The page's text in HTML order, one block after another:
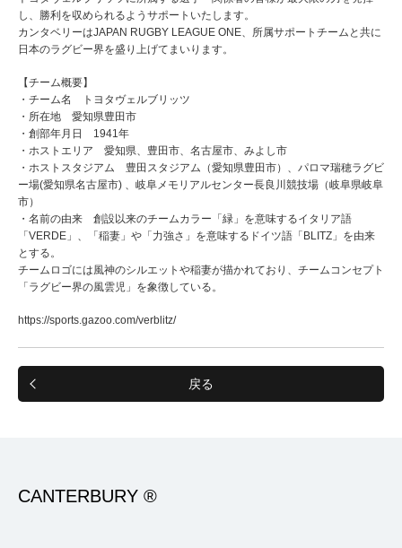
し、勝利を収められるようサポートいたします。
カンタベリーはJAPAN RUGBY LEAGUE ONE、所属サポートチームと共に
日本のラグビー界を盛り上げてまいります。
【チーム概要】
・チーム名 トヨタヴェルブリッツ
・所在地 愛知県豊田市
・創部年月日 1941年
・ホストエリア 愛知県、豊田市、名古屋市、みよし市
・ホストスタジアム 豊田スタジアム（愛知県豊田市）、パロマ瑞穂ラグビ
ー場(愛知県名古屋市) 、岐阜メモリアルセンター長良川競技場（岐阜県岐阜
市）
・名前の由来 創設以来のチームカラー「緑」を意味するイタリア語
「VERDE」、「稲妻」や「力強さ」を意味するドイツ語「BLITZ」を由来
とする。
チームロゴには風神のシルエットや稲妻が描かれており、チームコンセプト
「ラグビー界の風雲児」を象徴している。
https://sports.gazoo.com/verblitz/
戻る
CANTERBURY ®